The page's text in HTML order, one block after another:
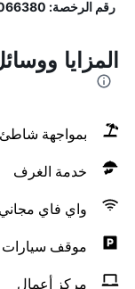
رقم الرخصة: 1311110066380
المزايا
بمواجهة شاطئ
خدمة الغرف
واي فاي مجاني
موقف سيارات
مركز أعمال